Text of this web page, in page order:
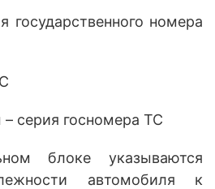
государственного номера
серия госномера ТС
блоке указываются
автомобиля к